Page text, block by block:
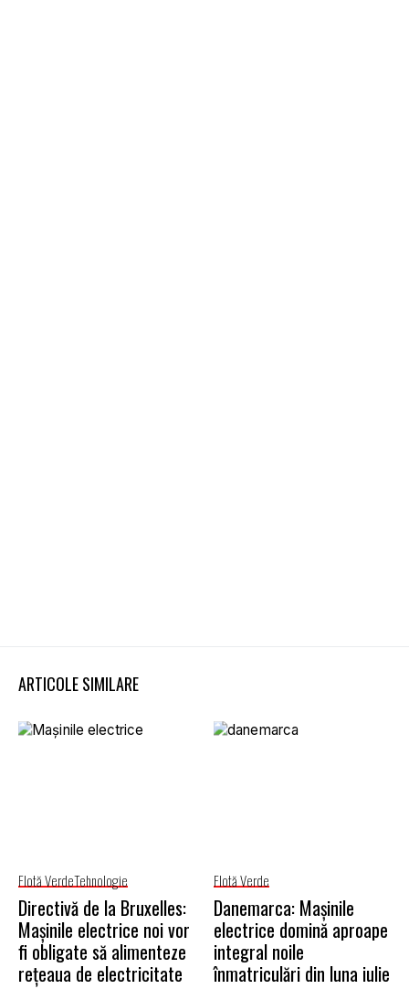
ARTICOLE SIMILARE
Flotă VerdeTehnologie
Directivă de la Bruxelles:
Mașinile electrice noi vor
fi obligate să alimenteze
rețeaua de electricitate
Flotă Verde
Danemarca: Mașinile
electrice domină aproape
integral noile
înmatriculări din luna iulie